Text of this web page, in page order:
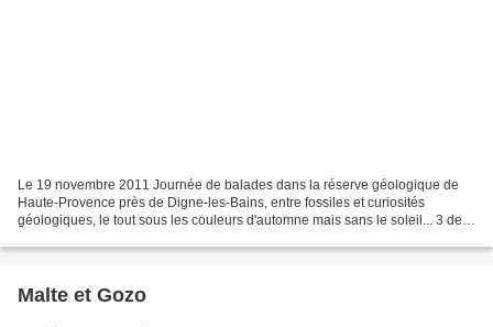
Le 19 novembre 2011 Journée de balades dans la réserve géologique de
Haute-Provence près de Digne-les-Bains, entre fossiles et curiosités
géologiques, le tout sous les couleurs d'automne mais sans le soleil... 3 des
Malte et Gozo